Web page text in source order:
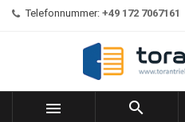
Telefonnummer: +49 172 7067161
 